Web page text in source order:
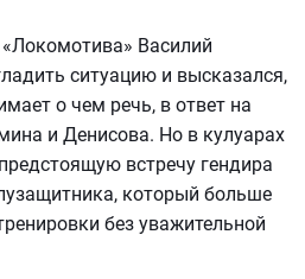
Василий
ситуацию и высказался,
о чем речь, в ответ на
и Денисова. Но в кулуарах
встречу гендира
который больше
без уважительной